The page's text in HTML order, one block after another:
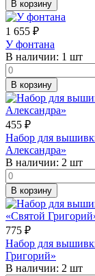
В корзину
1 655 ₽
У фонтана
В наличии: 1 шт
В корзину
455 ₽
Набор для
Александра»
В наличии: 2 шт
В корзину
775 ₽
Набор для
Григорий»
В наличии: 2 шт